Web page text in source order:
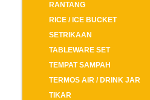
RANTANG
RICE / ICE BUCKET
SETRIKAAN
TABLEWARE SET
TEMPAT SAMPAH
TERMOS AIR / DRINK JAR
TIKAR